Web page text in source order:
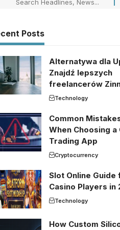
Posts
Alternatywa dla
Znajdź lepszych
freelancerów
Technology
Common
When Choosing a
Trading App
Cryptocurrency
Slot Online Guide
Casino Players in
Technology
How Custom